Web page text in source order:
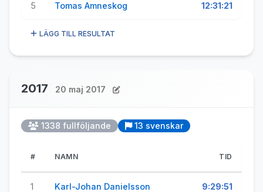
5 Tomas Amneskog 12:31:21
LÄGG TILL RESULTAT
2017 20 maj 2017
1338 fullföljande 13 svenskar
# NAMN TID
1 Karl-Johan Danielsson 9:29:51